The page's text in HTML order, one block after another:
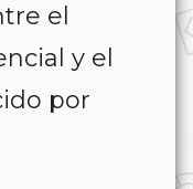
el
y el
por